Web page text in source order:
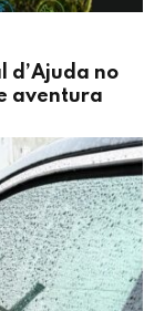
d’Ajuda no
aventura